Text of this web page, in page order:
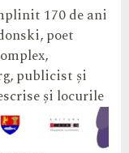
170 de ani
poet
publicist și
și locurile